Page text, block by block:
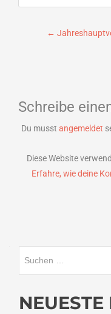
←
Schreibe
Du musst angemeldet
Diese Website
Erfahre, wie deine
NEUESTE